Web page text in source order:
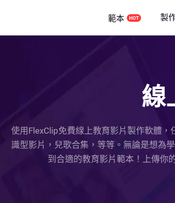
範本 製
線
使用FlexClip免費線上教育影片製作軟體
識型影片，兒歌合集，等等。無論是想為
到合適的教育影片範本！上傳你